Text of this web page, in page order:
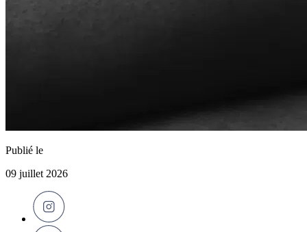
Publié le
09 juillet 2026